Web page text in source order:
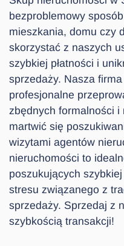
bezproblemowy
mieszkania, domu czy
skorzystać z naszych
szybkiej płatności i
sprzedaży. Nasza
profesjonalne
zbędnych formalności
martwić się
wizytami agentów
nieruchomości to
poszukujących
stresu związanego z
sprzedaży. Sprzedaj z
szybkością transakcji!